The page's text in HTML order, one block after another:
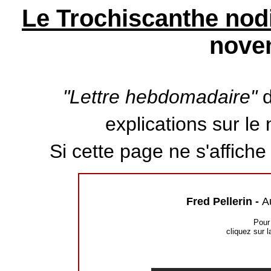
Le Trochiscanthe
"Lettre hebdomadaire"
explications sur le
Si cette page ne
Fred Pellerin -
cliquez sur